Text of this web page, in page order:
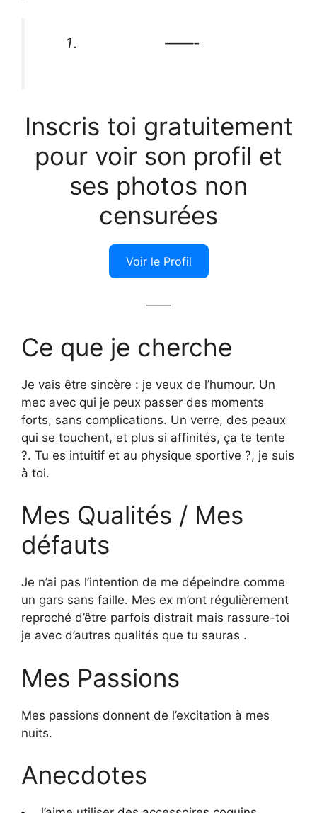
——-
Inscris toi gratuitement
pour voir son profil et
ses photos non
censurées
Voir le Profil
——
Ce que je cherche
Je vais être sincère : je veux de l’humour. Un
mec avec qui je peux passer des moments
forts, sans complications. Un verre, des peaux
qui se touchent, et plus si affinités, ça te tente
?. Tu es intuitif et au physique sportive ?, je suis
à toi.
Mes Qualités / Mes
défauts
Je n’ai pas l’intention de me dépeindre comme
un gars sans faille. Mes ex m’ont régulièrement
reproché d’être parfois distrait mais rassure-toi
je avec d’autres qualités que tu sauras .
Mes Passions
Mes passions donnent de l’excitation à mes
nuits.
Anecdotes